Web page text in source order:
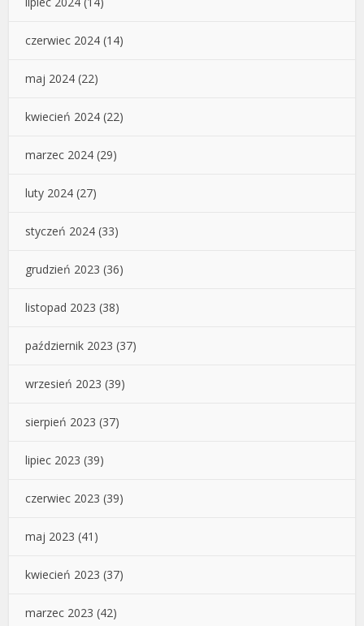
czerwiec 2024 (14)
maj 2024 (22)
kwiecień 2024 (22)
marzec 2024 (29)
luty 2024 (27)
styczeń 2024 (33)
grudzień 2023 (36)
listopad 2023 (38)
październik 2023 (37)
wrzesień 2023 (39)
sierpień 2023 (37)
lipiec 2023 (39)
czerwiec 2023 (39)
maj 2023 (41)
kwiecień 2023 (37)
marzec 2023 (42)